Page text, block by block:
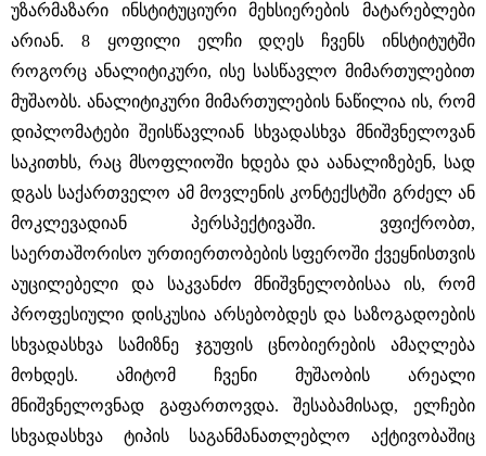
უზარმაზარი ინსტიტუციური მეხსიერების მატარებლები
არიან. 8 ყოფილი ელჩი დღეს ჩვენს ინსტიტუტში
როგორც ანალიტიკური, ისე სასწავლო მიმართულებით
მუშაობს. ანალიტიკური მიმართულების ნაწილია ის, რომ
დიპლომატები შეისწავლიან სხვადასხვა მნიშვნელოვან
საკითხს, რაც მსოფლიოში ხდება და აანალიზებენ, სად
დგას საქართველო ამ მოვლენის კონტექსტში გრძელ ან
მოკლევადიან პერსპექტივაში. ვფიქრობთ,
საერთაშორისო ურთიერთობების სფეროში ქვეყნისთვის
აუცილებელი და საკვანძო მნიშვნელობისაა ის, რომ
პროფესიული დისკუსია არსებობდეს და საზოგადოების
სხვადასხვა სამიზნე ჯგუფის ცნობიერების ამაღლება
მოხდეს. ამიტომ ჩვენი მუშაობის არეალი
მნიშვნელოვნად გაფართოვდა. შესაბამისად, ელჩები
სხვადასხვა ტიპის საგანმანათლებლო აქტივობაშიც